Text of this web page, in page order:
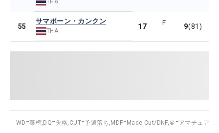
55
サマポーン・カンクン
THA 17 F 9(81)
WD=棄権, DQ=失格, CUT=予選落ち, MDF=Made Cut/DNF,＠=アマチュア